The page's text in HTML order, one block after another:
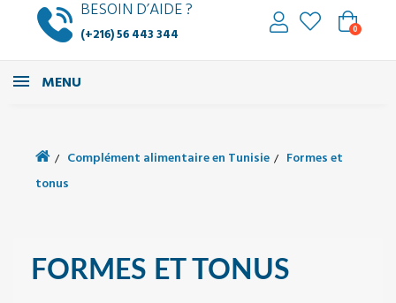
BESOIN D’AIDE ?
(+216) 56 443 344 0
MENU
Complément alimentaire en Tunisie
Formes et
tonus
FORMES ET TONUS